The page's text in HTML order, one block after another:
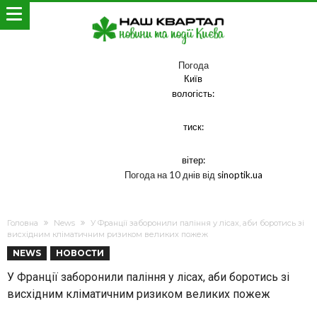
Погода
Київ
вологість:
тиск:
вітер:
Погода на 10 днів від sinoptik.ua
Головна News
У Франції заборонили паління у лісах, аби боротись зі
висхідним кліматичним ризиком великих пожеж
NEWS НОВОСТИ
У Франції заборонили паління у лісах, аби боротись зі
висхідним кліматичним ризиком великих пожеж